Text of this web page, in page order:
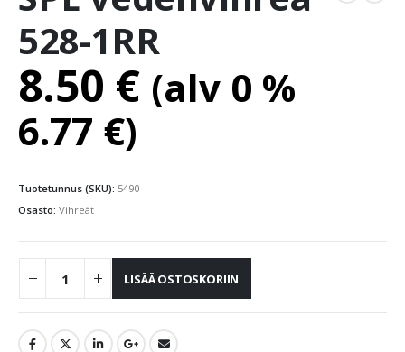
528-1RR
8.50 € (alv 0 %
6.77 €)
Tuotetunnus (SKU): 5490
Osasto: Vihreät
LISÄÄ OSTOSKORIIN